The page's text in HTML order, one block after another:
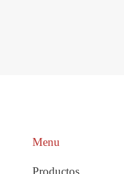
Menu
Productos